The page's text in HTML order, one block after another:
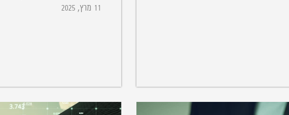
11 מרץ, 2025